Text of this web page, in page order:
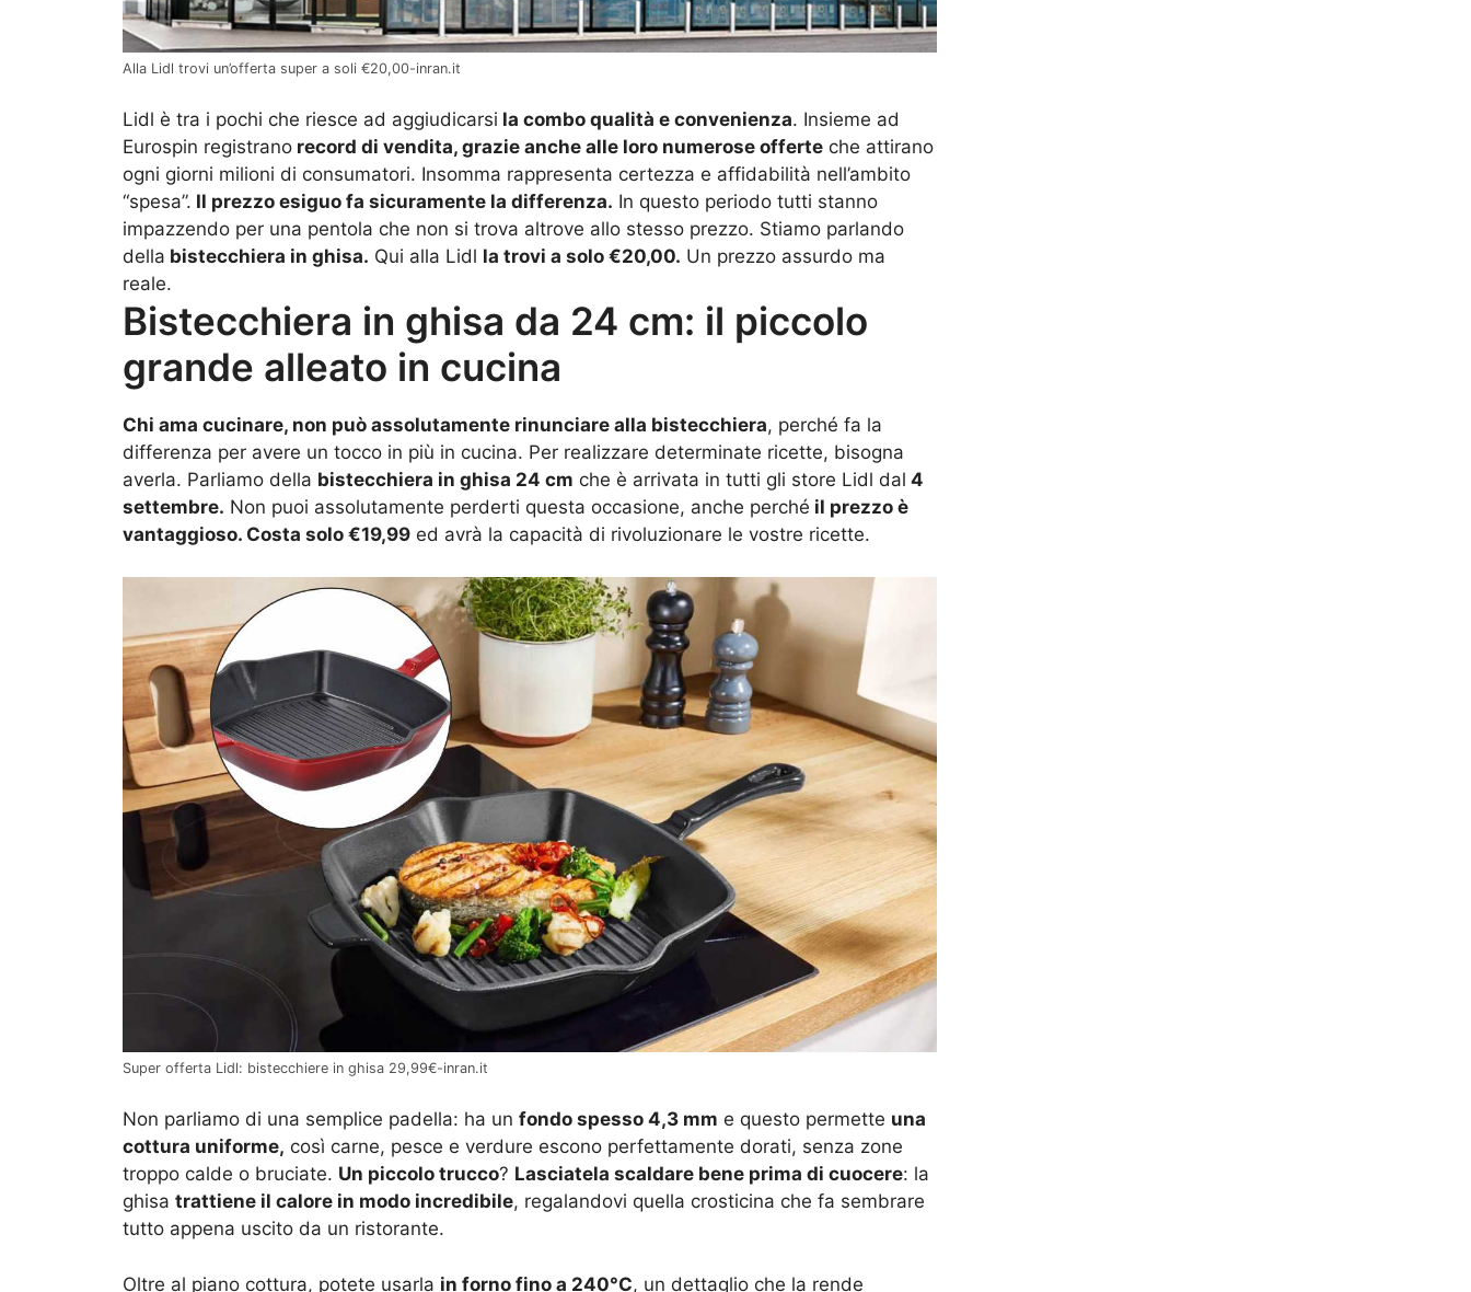
Alla Lidl trovi un’offerta super a soli €20,00-inran.it
Lidl è tra i pochi che riesce ad aggiudicarsi la combo qualità e convenienza. Insieme ad
Eurospin registrano record di vendita, grazie anche alle loro numerose offerte che attirano
ogni giorni milioni di consumatori. Insomma rappresenta certezza e affidabilità nell’ambito
“spesa”. Il prezzo esiguo fa sicuramente la differenza. In questo periodo tutti stanno
impazzendo per una pentola che non si trova altrove allo stesso prezzo. Stiamo parlando
della bistecchiera in ghisa. Qui alla Lidl la trovi a solo €20,00. Un prezzo assurdo ma
reale.
Bistecchiera in ghisa da 24 cm: il piccolo
grande alleato in cucina
Chi ama cucinare, non può assolutamente rinunciare alla bistecchiera, perché fa la
differenza per avere un tocco in più in cucina. Per realizzare determinate ricette, bisogna
averla. Parliamo della bistecchiera in ghisa 24 cm che è arrivata in tutti gli store Lidl dal 4
settembre. Non puoi assolutamente perderti questa occasione, anche perché il prezzo è
vantaggioso. Costa solo €19,99 ed avrà la capacità di rivoluzionare le vostre ricette.
Super offerta Lidl: bistecchiere in ghisa 29,99€-inran.it
Non parliamo di una semplice padella: ha un fondo spesso 4,3 mm e questo permette una
cottura uniforme, così carne, pesce e verdure escono perfettamente dorati, senza zone
troppo calde o bruciate. Un piccolo trucco? Lasciatela scaldare bene prima di cuocere: la
ghisa trattiene il calore in modo incredibile, regalandovi quella crosticina che fa sembrare
tutto appena uscito da un ristorante.
Oltre al piano cottura, potete usarla in forno fino a 240°C, un dettaglio che la rende